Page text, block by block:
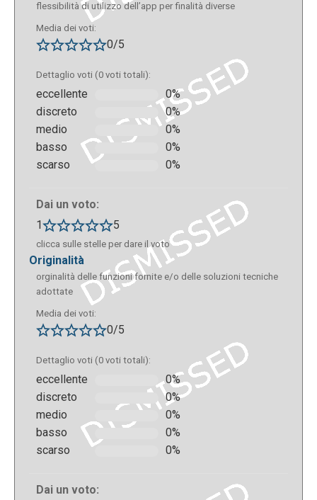
flessibilità di utilizzo dell’app per finalità diverse
Media dei voti:
0/5
Dettaglio voti (0 voti totali):
eccellente
0%
discreto
0%
medio
0%
basso
0%
scarso
0%
Dai un voto:
1
5
clicca sulle stelle per dare il voto
originalità
orginalità delle funzioni fornite e/o delle soluzioni tecniche
adottate
Media dei voti:
0/5
Dettaglio voti (0 voti totali):
eccellente
0%
discreto
0%
medio
0%
basso
0%
scarso
0%
Dai un voto: